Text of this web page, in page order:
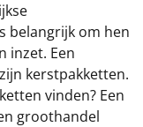
belangrijk om hen
inzet. Een
kerstpakketten.
vinden? Een
groothandel